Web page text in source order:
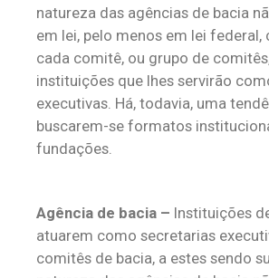
natureza das agências de bacia
em lei, pelo menos em lei federal,
cada comitê, ou grupo de
instituições que lhes servirão
executivas. Há, todavia, uma
buscarem-se formatos
fundações.
Agência de bacia – Instituições
atuarem como secretarias
comitês de bacia, a estes sendo